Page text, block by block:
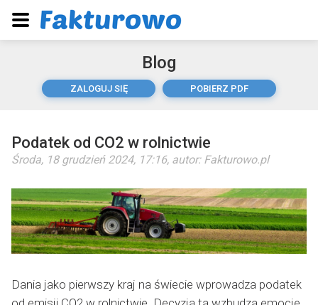
Blog
ZALOGUJ SIĘ POBIERZ PDF
Podatek od CO2 w rolnictwie
Środa, 18 grudzień 2024, 17:16, autor: Fakturowo.pl
Dania jako pierwszy kraj na świecie wprowadza podatek